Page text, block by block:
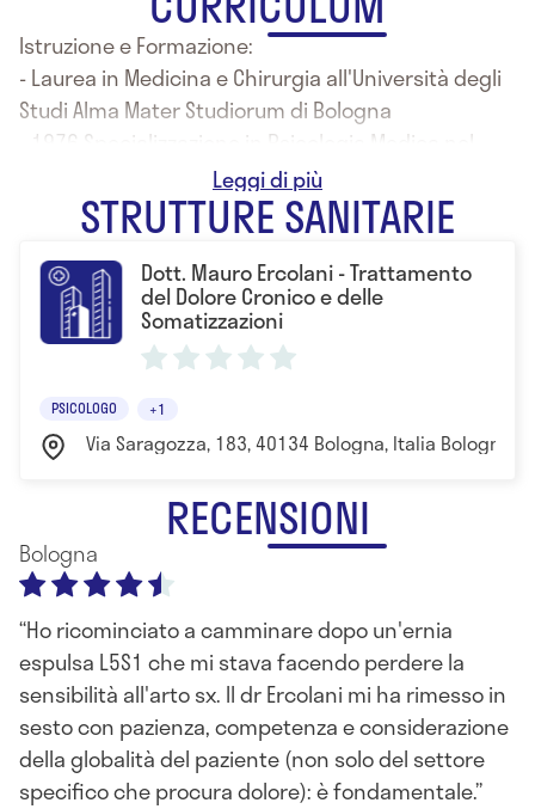
Istruzione e Formazione:
- Laurea in Medicina e Chirurgia all'Università degli
Studi Alma Mater Studiorum di Bologna
- 1976 Specializzazione in Psicologia Medica nel
STRUTTURE SANITARIE
Dott. Mauro Ercolani - Trattamento
del Dolore Cronico e delle
Somatizzazioni
PSICOLOGO +1
Via Saragozza, 183, 40134 Bologna, Italia Bologna
RECENSIONI
Bologna
Ho ricominciato a camminare dopo un'ernia
espulsa L5S1 che mi stava facendo perdere la
sensibilità all'arto sx. Il dr Ercolani mi ha rimesso in
sesto con pazienza, competenza e considerazione
della globalità del paziente (non solo del settore
specifico che procura dolore): è fondamentale.